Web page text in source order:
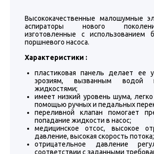
Высококачественные малошумные
аспираторы нового
изготовленные с использованием
поршневого насоса.
Характеристики :
пластиковая панель делает ее
эрозиям, вызванным водой
жидкостями;
имеет низкий уровень шума,
помощью ручных и педальных
переливной клапан помогает
попадание жидкости в насос;
медицинское отсос, высокое
давление, высокая скорость потока;
отрицательное давление
соответствии с заданными